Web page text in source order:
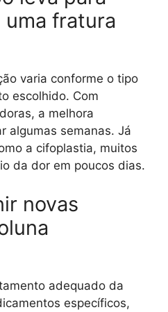
fratura
varia conforme o tipo
escolhido. Com
a melhora
algumas semanas. Já
a cifoplastia, muitos
da dor em poucos dias.
novas
adequado da
específicos,